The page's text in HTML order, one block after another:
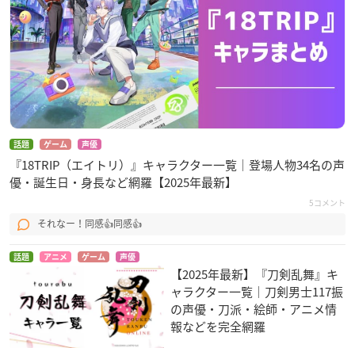
話題 ゲーム 声優
『18TRIP（エイトリ）』キャラクター一覧｜登場人物34名の声
優・誕生日・身長など網羅【2025年最新】
5コメント
それなー！同感👍同感👍
話題 アニメ ゲーム 声優
【2025年最新】『刀剣乱舞』キ
ャラクター一覧｜刀剣男士117振
の声優・刀派・絵師・アニメ情
報などを完全網羅